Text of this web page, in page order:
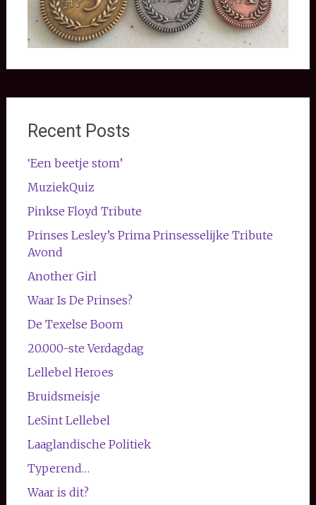
Recent Posts
‘Een beetje stom’
MuziekQuiz
Pinkse Floyd Tribute
Prinses Lesley’s Prima Prinsesselijke Tribute
Avond
Another Girl
Waar Is De Prinses?
De Texelse Boom
20.000-ste Verdagdag
Lellebel Heroes
Bruidsmeisje
LeSint Lellebel
Laaglandische Politiek
Typerend…
Waar is dit?